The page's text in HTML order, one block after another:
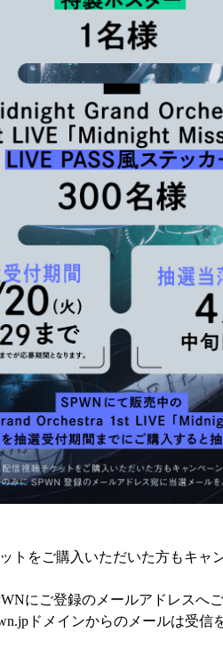
トをご購入いただいた方もキャ
にご登録のメールアドレスへご
ドメインからのメールは受信